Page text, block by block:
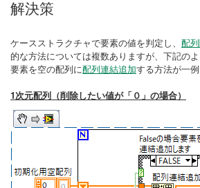
解決策
ケースストラクチャで要素の値を判定し、 配
的な方法については複数ありますが、下記の
要素を空の配列に配列連結追加する方法が一例
1次元配列（削除したい値が「０」の場合）